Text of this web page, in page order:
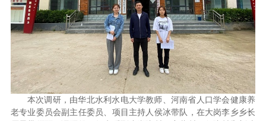
本次调研，由华北水利水电大学教师、河南省人口学会健康养
老专业委员会副主任委员、项目主持人侯冰带队，在大岗李乡乡长